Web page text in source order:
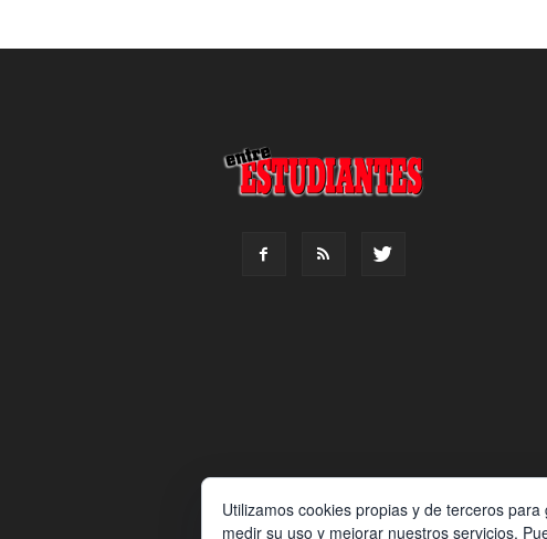
Utilizamos cookies propias y de terceros
medir su uso y mejorar nuestros servicios.